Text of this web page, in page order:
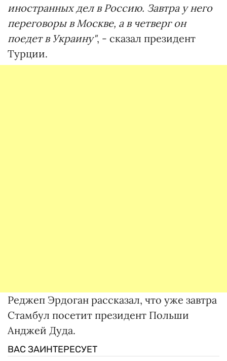
иностранных дел в Россию. Завтра у него
переговоры в Москве, а в четверг он
поедет в Украину", - сказал президент
Турции.
Реджеп Эрдоган рассказал, что уже завтра
Стамбул посетит президент Польши
Анджей Дуда.
ВАС ЗАИНТЕРЕСУЕТ